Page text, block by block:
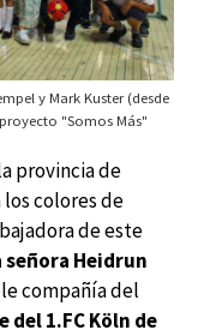
y Mark Kuster (desde
"Somos Más"
provincia de
los colores de
de este
Heidrun
compañía del
del 1.FC Köln de